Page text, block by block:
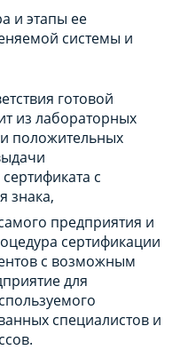
и этапы ее
системы и
готовой
из лабораторных
положительных
с
знака,
предприятия и
сертификации
с возможным
для
специалистов и